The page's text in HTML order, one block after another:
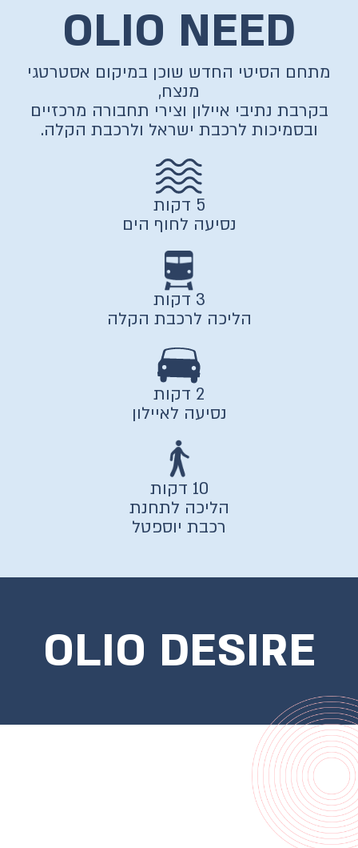
OLIO NEED
מתחם הסיטי החדש שוכן במיקום אסטרטגי
מנצח,
בקרבת נתיבי איילון וצירי תחבורה מרכזיים
ובסמיכות לרכבת ישראל ולרכבת הקלה.
5 דקות
נסיעה לחוף הים
3 דקות
הליכה לרכבת הקלה
2 דקות
נסיעה לאיילון
10 דקות
הליכה לתחנת
רכבת יוספטל
OLIO DESIRE